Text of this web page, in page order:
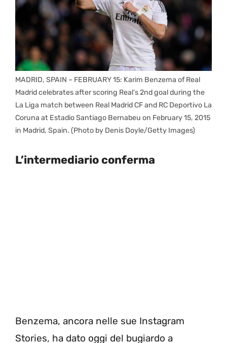
MADRID, SPAIN – FEBRUARY 15: Karim Benzema of Real
Madrid celebrates after scoring Real’s 2nd goal during the
La Liga match between Real Madrid CF and RC Deportivo La
Coruna at Estadio Santiago Bernabeu on February 15, 2015
in Madrid, Spain. (Photo by Denis Doyle/Getty Images)
L’intermediario conferma
Benzema, ancora nelle sue Instagram
Stories, ha dato oggi del bugiardo a